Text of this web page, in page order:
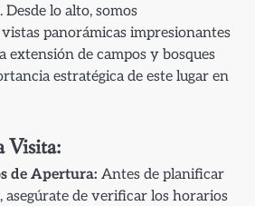
lo alto, somos
panorámicas impresionantes
extensión de campos y bosques
estratégica de este lugar en
Visita:
de Apertura: Antes de planificar
asegúrate de verificar los horarios